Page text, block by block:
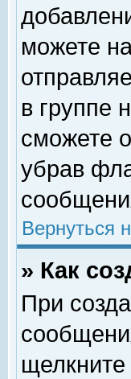
можете
в группе
сможете
убрав
Вернуться
» Как
При